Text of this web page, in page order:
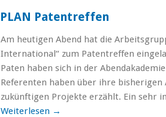
PLAN Patentreffen
Am heutigen Abend hat die
International“ zum Patentreffen
Paten haben sich in der
Referenten haben über ihre bisherigen
zukünftigen Projekte erzählt. Ein sehr
Weiterlesen →